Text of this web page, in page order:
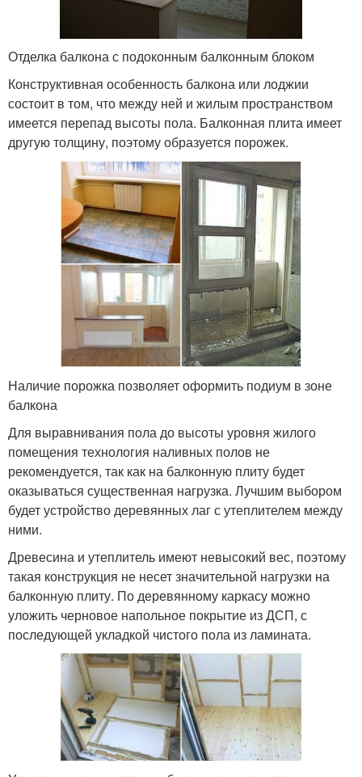
Отделка балкона с подоконным балконным блоком
Конструктивная особенность балкона или лоджии
состоит в том, что между ней и жилым пространством
имеется перепад высоты пола. Балконная плита имеет
другую толщину, поэтому образуется порожек.
Наличие порожка позволяет оформить подиум в зоне
балкона
Для выравнивания пола до высоты уровня жилого
помещения технология наливных полов не
рекомендуется, так как на балконную плиту будет
оказываться существенная нагрузка. Лучшим выбором
будет устройство деревянных лаг с утеплителем между
ними.
Древесина и утеплитель имеют невысокий вес, поэтому
такая конструкция не несет значительной нагрузки на
балконную плиту. По деревянному каркасу можно
уложить черновое напольное покрытие из ДСП, с
последующей укладкой чистого пола из ламината.